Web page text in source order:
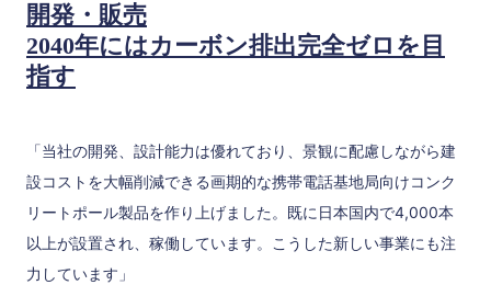
開発・販売
2040年にはカーボン排出完全ゼロを目
指す
「当社の開発、設計能力は優れており、景観に配慮しながら建
設コストを大幅削減できる画期的な携帯電話基地局向けコンク
リートポール製品を作り上げました。既に日本国内で4,000本
以上が設置され、稼働しています。こうした新しい事業にも注
力しています」